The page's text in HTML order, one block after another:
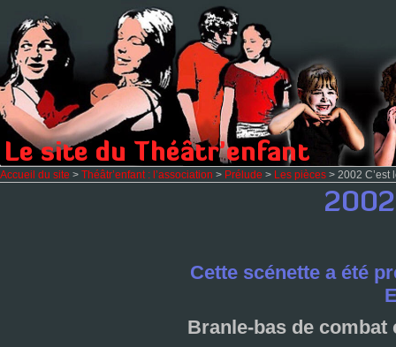
Accueil du site > Théâtr’enfant : l’association > Prélude > Les pièces > 2002 C’est
Cette scé­nette a été
Branle-bas de com­bat